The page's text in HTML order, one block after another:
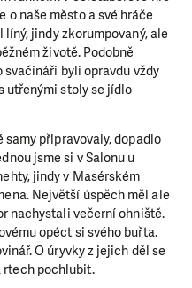
o naše město a své hráče
jindy zkorumpovaný, ale
životě. Podobně
byli opravdu vždy
utřenými stoly se jídlo
připravovaly, dopadlo
jsme si v Salonu u
jindy v Masérském
Největší úspěch měl ale
nachystali večerní ohniště.
opéct si svého buřta.
O úryvky z jejich děl se
rtech pochlubit.